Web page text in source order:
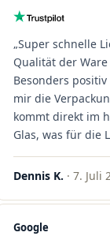
„Super schnelle
Qualität der
Besonders
mir die
kommt direkt im
Glas, was für die
ist. Ich bestelle
wieder!"
Dennis K. · 7. Juli
Google